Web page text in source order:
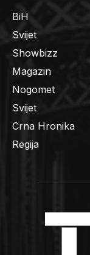
BiH
Svijet
Showbizz
Magazin
Nogomet
Svijet
Crna Hronika
Regija